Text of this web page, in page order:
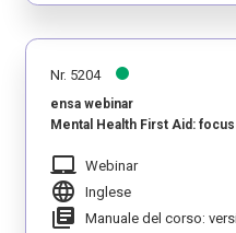
Nr. 5204
ensa webinar
Mental Health First Aid:
laptop_mac Webinar
language Inglese
library_books Manuale del corso: